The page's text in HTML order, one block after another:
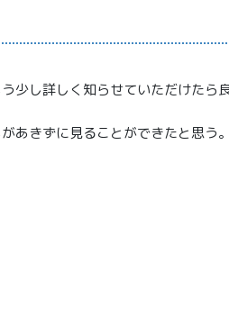
少し詳しく知らせていただけたら
あきずに見ることができたと思う。